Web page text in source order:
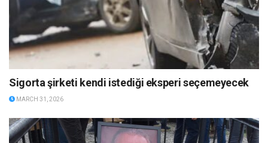
Sigorta şirketi kendi istediği eksperi seçemeyecek
MARCH 31, 2026